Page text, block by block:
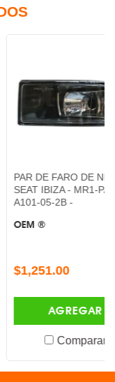
FARO DE NIEBLA
- MR1-PAR-19-
2B -
AGREGAR
Comparar